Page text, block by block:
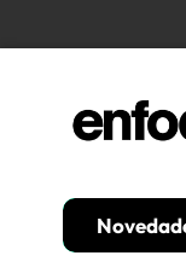
Iglesias, Ana